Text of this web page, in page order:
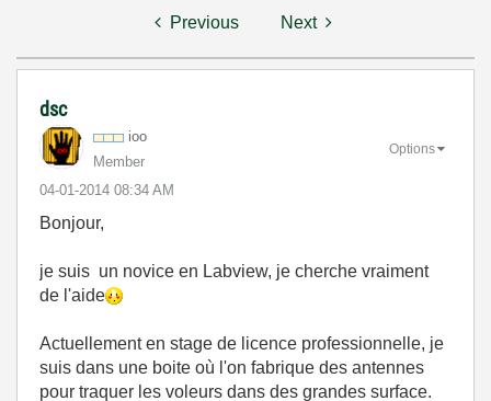
Previous Next
dsc
ioo
Member
‎04-01-2014 08:34 AM
Options
Bonjour,
je suis un novice en Labview, je cherche vraiment
de l'aide
Actuellement en stage de licence professionnelle, je
suis dans une boite où l'on fabrique des antennes
pour traquer les voleurs dans des grandes surface.